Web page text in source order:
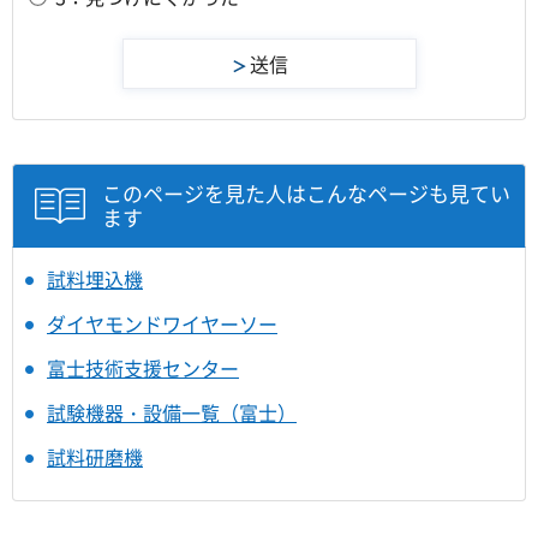
このページを見た人はこんなページも見てい
ます
試料埋込機
ダイヤモンドワイヤーソー
富士技術支援センター
試験機器・設備一覧（富士）
試料研磨機